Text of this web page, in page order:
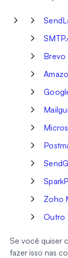
Brevo
Zoho
Outro
Se você quiser
fazer isso nas